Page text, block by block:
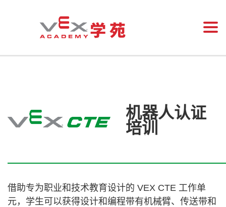
机器人认证
培训
借助专为职业和技术教育设计的 VEX CTE 工作单
元，学生可以获得设计和编程带有机械臂、传送带和